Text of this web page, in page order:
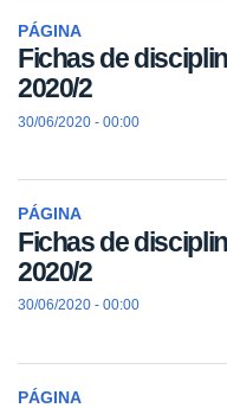
PÁGINA
Fichas de
2020/2
30/06/2020 - 00:00
PÁGINA
Fichas de
2020/2
30/06/2020 - 00:00
PÁGINA